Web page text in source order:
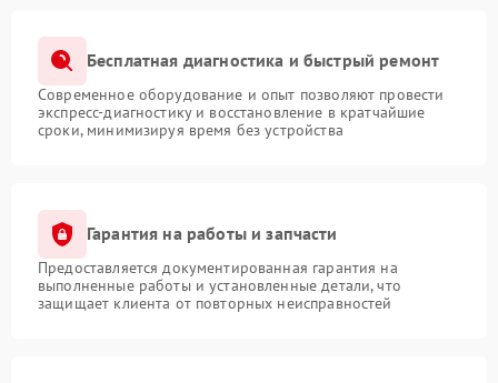
Бесплатная диагностика и быстрый ремонт
Современное оборудование и опыт позволяют провести
экспресс-диагностику и восстановление в кратчайшие
сроки, минимизируя время без устройства
Гарантия на работы и запчасти
Предоставляется документированная гарантия на
выполненные работы и установленные детали, что
защищает клиента от повторных неисправностей